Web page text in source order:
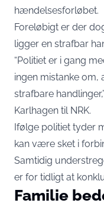
hændelsesforløbet.
Foreløbigt er der
ligger en strafbar
“Politiet er i gang
ingen mistanke om,
strafbare
Karlhagen til NRK.
Ifølge politiet tyder
kan være sket i
Samtidig
er for tidligt at
Familie